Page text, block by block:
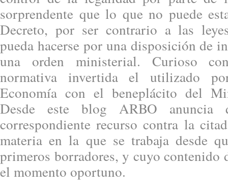
sorprendente que lo que no puede
Decreto, por ser contrario a las
pueda hacerse por una disposición de
una orden ministerial. Curioso
normativa invertida el utilizado
Economía con el beneplácito del
Desde este blog ARBO anuncia
correspondiente recurso contra la
materia en la que se trabaja desde
primeros borradores, y cuyo contenido
el momento oportuno.